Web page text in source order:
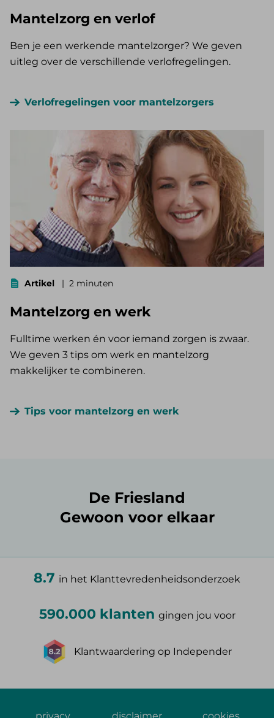
Mantelzorg en verlof
Ben je een werkende mantelzorger? We geven
uitleg over de verschillende verlofregelingen.
Verlofregelingen voor mantelzorgers
Artikel 2 minuten
Mantelzorg en werk
Fulltime werken én voor iemand zorgen is zwaar.
We geven 3 tips om werk en mantelzorg
makkelijker te combineren.
Tips voor mantelzorg en werk
De Friesland
Gewoon voor elkaar
8.7 in het Klanttevredenheidsonderzoek
590.000 klanten gingen jou voor
Klantwaardering op Independer